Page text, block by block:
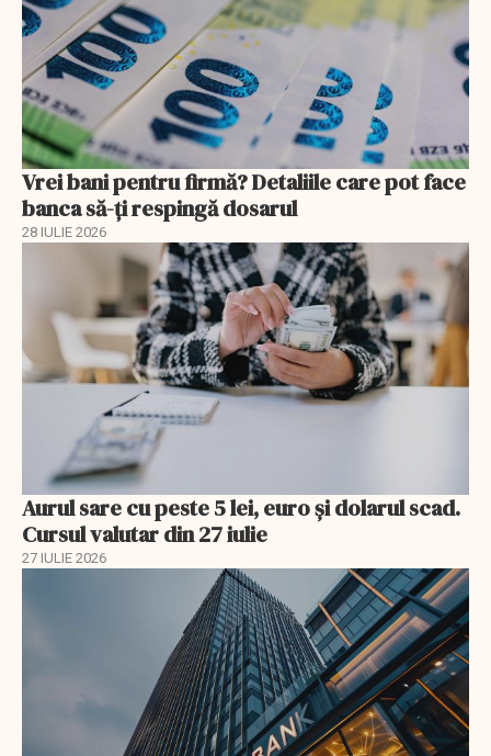
Vrei bani pentru firmă? Detaliile care pot face
banca să-ți respingă dosarul
28 IULIE 2026
Aurul sare cu peste 5 lei, euro și dolarul scad.
Cursul valutar din 27 iulie
27 IULIE 2026